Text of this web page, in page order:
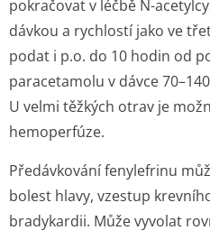
pokračovat v léčbě N-
dávkou a rychlostí jako ve
podat i p.o. do 10 hodin od
paracetamolu v dávce
U velmi těžkých otrav je
hemoperfúze.
Předávkování fenylefrinu
bolest hlavy, vzestup
bradykardii. Může vyvolat